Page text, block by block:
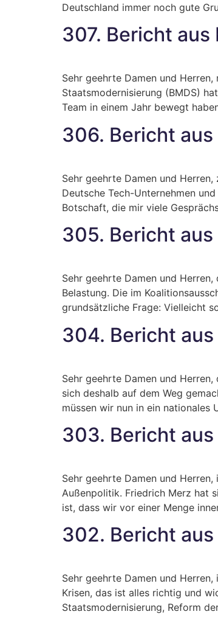
Deutschland immer noch gute
307. Bericht aus
Sehr geehrte Damen und
Staatsmodernisierung (BMDS)
Team in einem Jahr bewegt
306. Bericht aus
Sehr geehrte Damen und
Deutsche Tech-Unternehmen
Botschaft, die mir viele
305. Bericht aus
Sehr geehrte Damen und
Belastung. Die im
grundsätzliche Frage: Vielleicht
304. Bericht aus
Sehr geehrte Damen und
sich deshalb auf dem Weg
müssen wir nun in ein
303. Bericht aus
Sehr geehrte Damen und
Außenpolitik. Friedrich Merz hat
ist, dass wir vor einer Menge
302. Bericht aus
Sehr geehrte Damen und
Krisen, das ist alles richtig und
Staatsmodernisierung, Reform